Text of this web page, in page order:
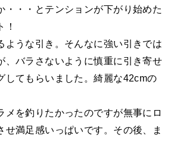
・・・とテンションが下がり始めた
！
ような引き。そんなに強い引きでは
、バラさないように慎重に引き寄せ
してもらいました。綺麗な42cmの
メを釣りたかったのですが無事にロ
せ満足感いっぱいです。その後、ま